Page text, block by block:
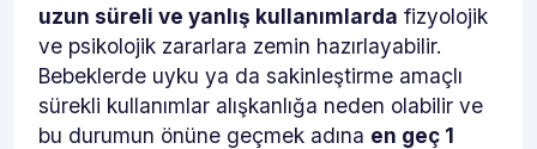
uzun süreli ve yanlış kullanımlarda fizyolojik
ve psikolojik zararlara zemin hazırlayabilir.
Bebeklerde uyku ya da sakinleştirme amaçlı
sürekli kullanımlar alışkanlığa neden olabilir ve
bu durumun önüne geçmek adına en geç 1